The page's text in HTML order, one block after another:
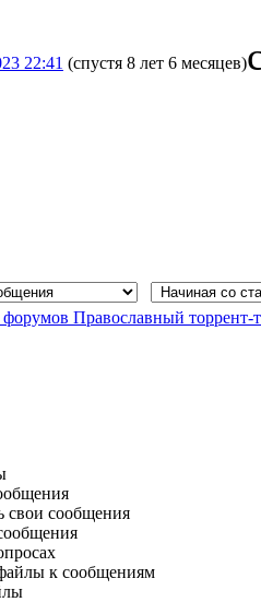
22:41 (спустя 8 лет 6 месяцев)
Православный торрент-
свои сообщения
к сообщениям